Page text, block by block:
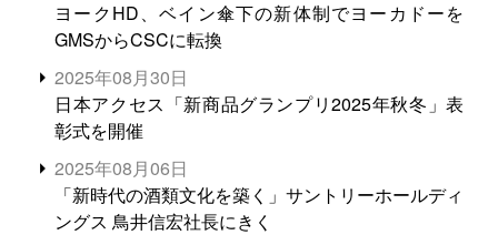
ヨークHD、ベイン傘下の新体制でヨーカドーを
GMSからCSCに転換
2025年08月30日
日本アクセス「新商品グランプリ2025年秋冬」表
彰式を開催
2025年08月06日
「新時代の酒類文化を築く」サントリーホールディ
ングス 鳥井信宏社長にきく